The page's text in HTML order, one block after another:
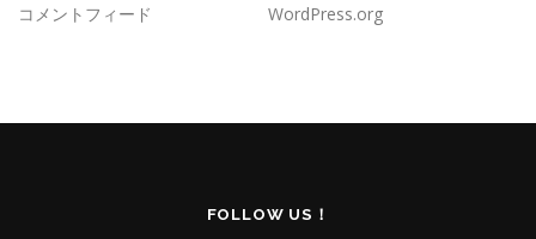
コメントフィード
WordPress.org
FOLLOW US！